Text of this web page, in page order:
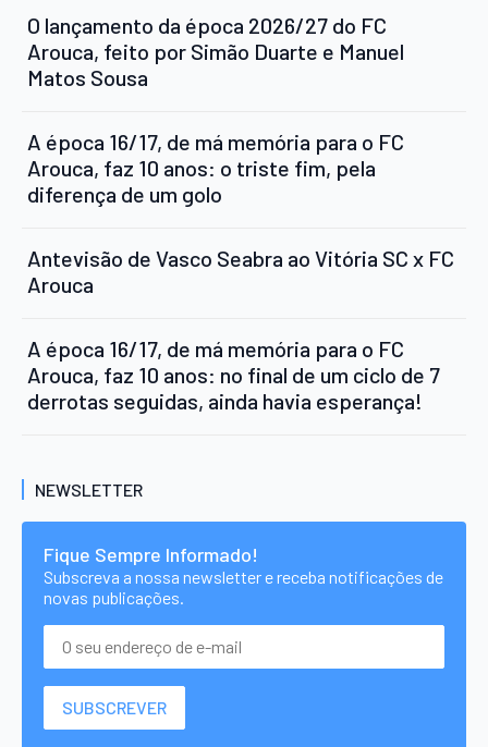
O lançamento da época 2026/27 do FC
Arouca, feito por Simão Duarte e Manuel
Matos Sousa
A época 16/17, de má memória para o FC
Arouca, faz 10 anos: o triste fim, pela
diferença de um golo
Antevisão de Vasco Seabra ao Vitória SC x FC
Arouca
A época 16/17, de má memória para o FC
Arouca, faz 10 anos: no final de um ciclo de 7
derrotas seguidas, ainda havia esperança!
NEWSLETTER
Fique Sempre Informado!
Subscreva a nossa newsletter e receba notificações de
novas publicações.